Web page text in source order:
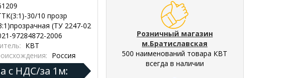
30/10 прозр
(ТУ 2247-02
97284872-2006
КВТ
Россия
с НДС/за 1м:
Розничный магазин
м.Братиславская
500 наименований товара КВТ
всегда в наличии